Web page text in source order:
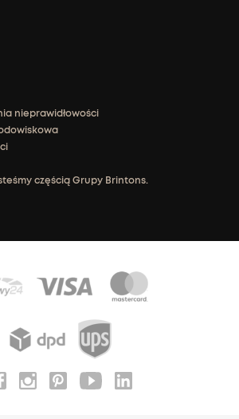
nieprawidłowości
częścią Grupy Brintons.